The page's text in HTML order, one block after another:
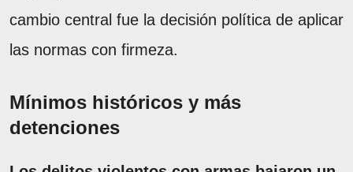
cambio central fue la decisión política de aplicar
las normas con firmeza.
Mínimos históricos y más
detenciones